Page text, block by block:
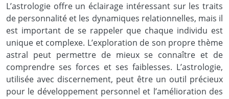
L’astrologie offre un éclairage intéressant sur les traits
de personnalité et les dynamiques relationnelles, mais il
est important de se rappeler que chaque individu est
unique et complexe. L’exploration de son propre thème
astral peut permettre de mieux se connaître et de
comprendre ses forces et ses faiblesses. L’astrologie,
utilisée avec discernement, peut être un outil précieux
pour le développement personnel et l’amélioration des